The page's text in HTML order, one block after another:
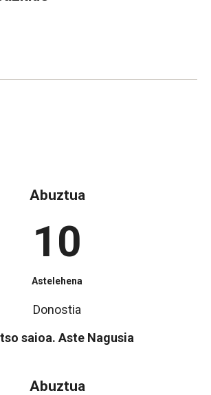
Abuztua
10
Astelehena
Donostia
saioa. Aste Nagusia
Abuztua